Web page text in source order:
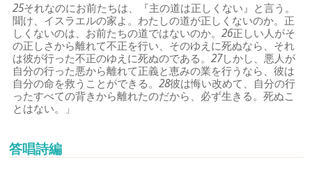
25それなのにお前たちは、『主の道は正しくない』と言う。
聞け、イスラエルの家よ。わたしの道が正しくないのか。正
しくないのは、お前たちの道ではないのか。26正しい人がそ
の正しさから離れて不正を行い、そのゆえに死ぬなら、それ
は彼が行った不正のゆえに死ぬのである。27しかし、悪人が
自分の行った悪から離れて正義と恵みの業を行うなら、彼は
自分の命を救うことができる。28彼は悔い改めて、自分の行
ったすべての背きから離れたのだから、必ず生きる。死ぬこ
とはない。」
答唱詩編